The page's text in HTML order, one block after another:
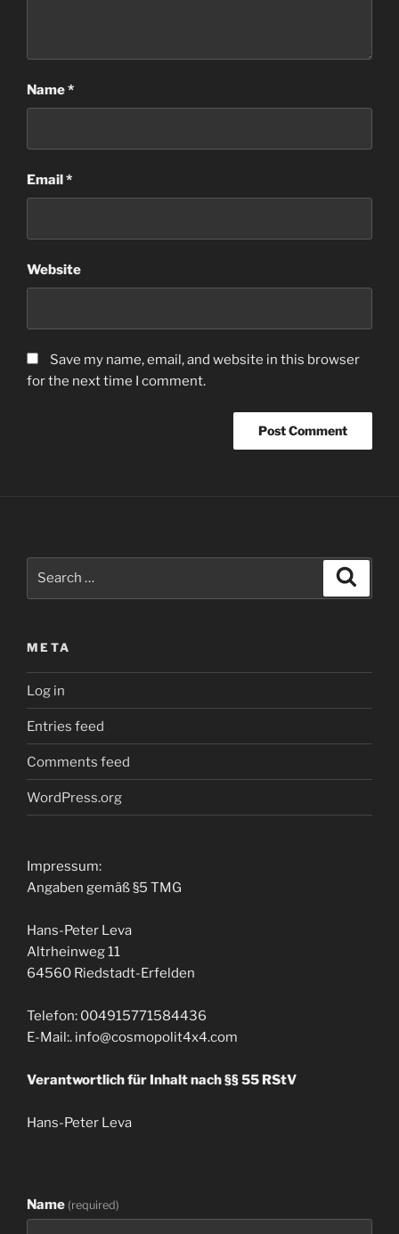
Name*
Email *
Website
Save my name,email ,and website in this browser
for the next time I comment.
META
Log in
Entries feed
Comments feed
WordPress.org
Impressum:
Angaben gemäß §5 TMG
Hans-Peter Leva
Altrheinweg11
64560 Riedstadt-Erfelden
Telefon: 004915771584436
E-Mail :. info@cosmopolit4x4.com
Verantwortlich für Inhalt nach §§55 RStV
Hans-Peter Leva
Name (required)